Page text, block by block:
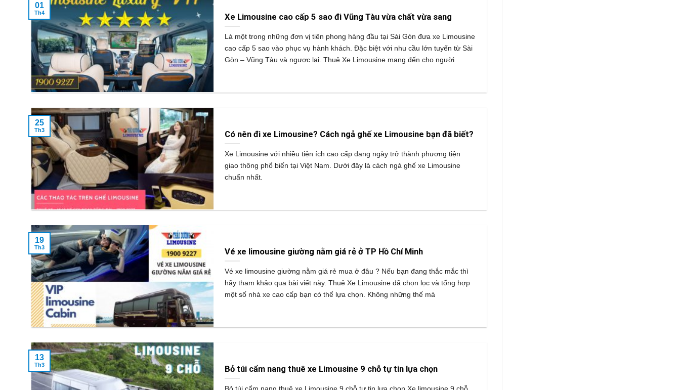
Xe Limousine cao cấp 5 sao đi Vũng Tàu vừa chất vừa sang
Là một trong những đơn vị tiên phong hàng đầu tại Sài Gòn đưa xe Limousine
cao cấp 5 sao vào phục vụ hành khách. Đặc biệt với nhu cầu lớn tuyến từ Sài
Gòn – Vũng Tàu và ngược lại. Thuê Xe Limousine mang đến cho người
01
Th4
Có nên đi xe Limousine? Cách ngả ghế xe Limousine bạn đã biết?
Xe Limousine với nhiều tiện ích cao cấp đang ngày trở thành phương tiện
giao thông phổ biến tại Việt Nam. Dưới đây là cách ngả ghế xe Limousine
chuẩn nhất.
25
Th3
Vé xe limousine giường nằm giá rẻ ở TP Hồ Chí Minh
Vé xe limousine giường nằm giá rẻ mua ở đâu ? Nếu bạn đang thắc mắc thì
hãy tham khảo qua bài viết này. Thuê Xe Limousine đã chọn lọc và tổng hợp
một số nhà xe cao cấp bạn có thể lựa chọn. Không những thế mà
19
Th3
Bỏ túi cẩm nang thuê xe Limousine 9 chỗ tự tin lựa chọn
Bỏ túi cẩm nang thuê xe Limousine 9 chỗ tự tin lựa chọn Xe limousine 9 chỗ
13
Th3